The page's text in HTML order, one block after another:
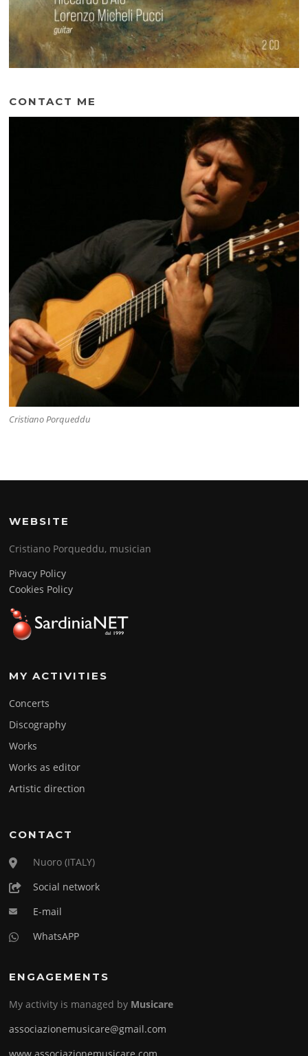
CONTACT ME
Cristiano Porqueddu
WEBSITE
Cristiano Porqueddu, musician
Pivacy Policy
Cookies Policy
MY ACTIVITIES
Concerts
Discography
Works
Works as editor
Artistic direction
CONTACT
Nuoro (ITALY)
Social network
E-mail
WhatsAPP
ENGAGEMENTS
My activity is managed by Musicare
associazionemusicare@gmail.com